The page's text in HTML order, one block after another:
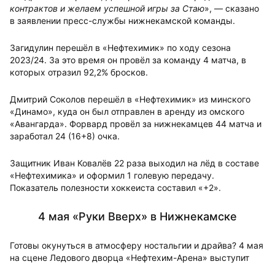
контрактов и желаем успешной игры за Стаю», — сказано
в заявлении пресс-службы нижнекамской команды.
Загидулин перешёл в «Нефтехимик» по ходу сезона
2023/24. За это время он провёл за команду 4 матча, в
которых отразил 92,2% бросков.
Дмитрий Соколов перешёл в «Нефтехимик» из минского
«Динамо», куда он был отправлен в аренду из омского
«Авангарда». Форвард провёл за нижнекамцев 44 матча и
заработал 24 (16+8) очка.
Защитник Иван Ковалёв 22 раза выходил на лёд в составе
«Нефтехимика» и оформил 1 голевую передачу.
Показатель полезности хоккеиста составил «+2».
4 мая «Руки Вверх» в Нижнекамске
Готовы окунуться в атмосферу ностальгии и драйва? 4 мая
на сцене Ледового дворца «Нефтехим-Арена» выступит